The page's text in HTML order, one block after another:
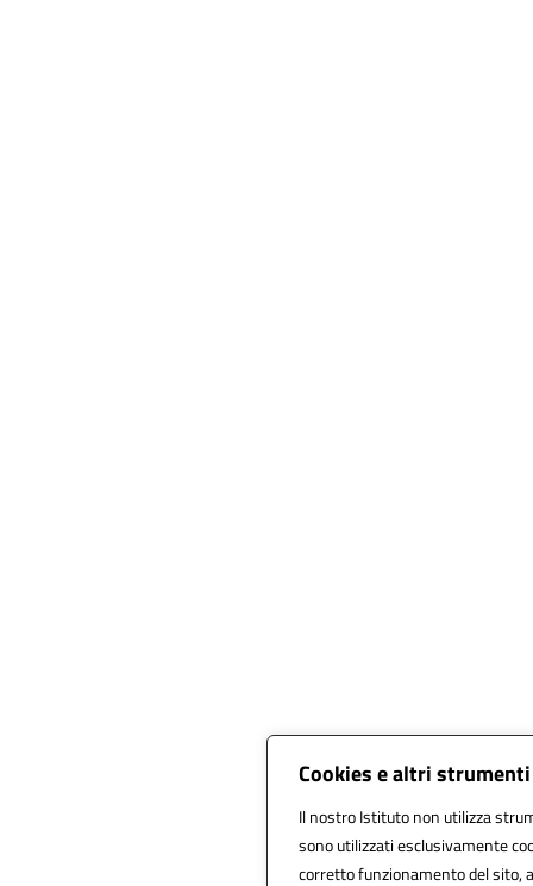
Cookies e altri
Il nostro Istituto non utilizza
sono utilizzati esclusivamente
corretto funzionamento del sito,